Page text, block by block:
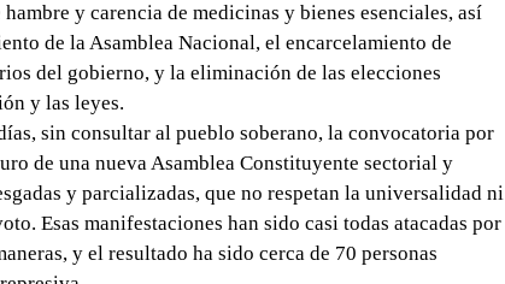
y carencia de medicinas y bienes esenciales, así
de la Asamblea Nacional, el encarcelamiento de
del gobierno, y la eliminación de las elecciones
y las leyes.
sin consultar al pueblo soberano, la convocatoria por
de una nueva Asamblea Constituyente sectorial y
y parcializadas, que no respetan la universalidad ni
Esas manifestaciones han sido casi todas atacadas por
y el resultado ha sido cerca de 70 personas